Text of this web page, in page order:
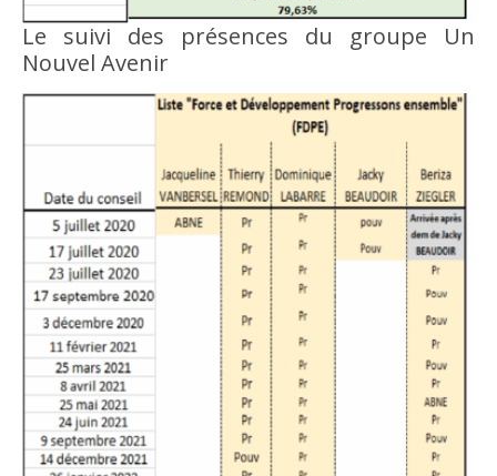
Le suivi des présences du groupe Un
Nouvel Avenir